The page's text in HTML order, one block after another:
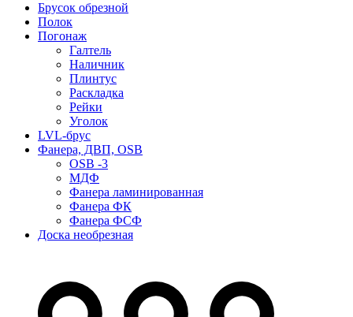
Брусок обрезной
Полок
Погонаж
Галтель
Наличник
Плинтус
Раскладка
Рейки
Уголок
LVL-брус
Фанера, ДВП, OSB
OSB -3
МДФ
Фанера ламинированная
Фанера ФК
Фанера ФСФ
Доска необрезная